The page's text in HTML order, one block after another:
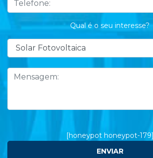
Qual é o seu interesse?
[honeypot honeypot-179]